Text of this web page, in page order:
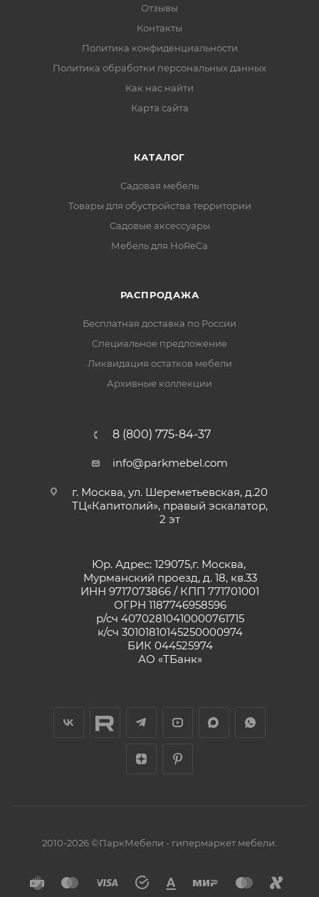
Отзывы
Контакты
Политика конфиденциальности
Политика обработки персональных данных
Как нас найти
Карта сайта
КАТАЛОГ
Садовая мебель
Товары для обустройства территории
Садовые аксессуары
Мебель для HoReCa
РАСПРОДАЖА
Бесплатная доставка по России
Специальное предложение
Ликвидация остатков мебели
Архивные коллекции
8 (800) 775-84-37
info@parkmebel.com
г. Москва, ул. Шереметьевская, д.20
ТЦ«Капитолий», правый эскалатор,
2 эт
Юр. Адрес: 129075,г. Москва,
Мурманский проезд, д. 18, кв.33
ИНН 9717073866 / КПП 771701001
ОГРН 1187746958596
р/сч 40702810410000761715
к/сч 30101810145250000974
БИК 044525974
АО «ТБанк»
2010-2026 ©ПаркМебели - гипермаркет мебели: